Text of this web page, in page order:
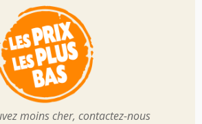
moins cher, contactez-nous